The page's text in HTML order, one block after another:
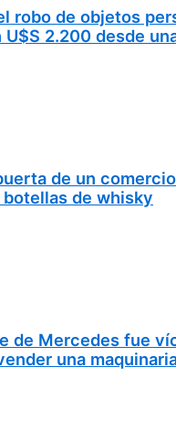
robo de objetos
U$S 2.200 desde
de un
de whisky
de Mercedes fue
una